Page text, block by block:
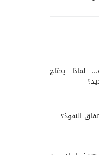
لماذا يحتاج
النفوذ؟